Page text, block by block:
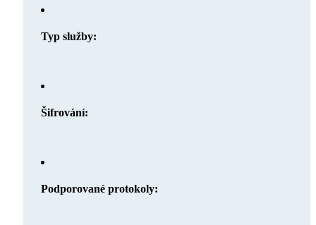
Typ služby:
Šifrování:
Podporované protokoly: